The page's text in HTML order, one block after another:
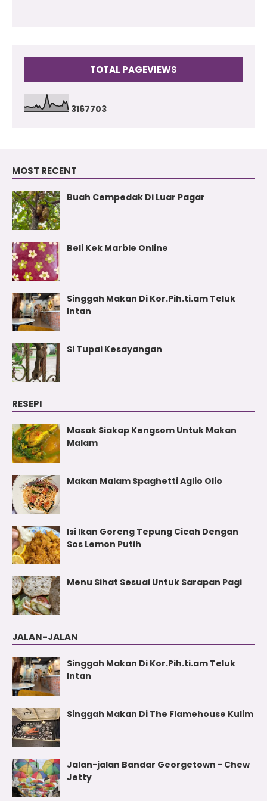
TOTAL PAGEVIEWS
3167703
MOST RECENT
Buah Cempedak Di Luar Pagar
Beli Kek Marble Online
Singgah Makan Di Kor.Pih.ti.am Teluk
Intan
Si Tupai Kesayangan
RESEPI
Masak Siakap Kengsom Untuk Makan
Malam
Makan Malam Spaghetti Aglio Olio
Isi Ikan Goreng Tepung Cicah Dengan
Sos Lemon Putih
Menu Sihat Sesuai Untuk Sarapan Pagi
JALAN-JALAN
Singgah Makan Di Kor.Pih.ti.am Teluk
Intan
Singgah Makan Di The Flamehouse Kulim
Jalan-jalan Bandar Georgetown - Chew
Jetty